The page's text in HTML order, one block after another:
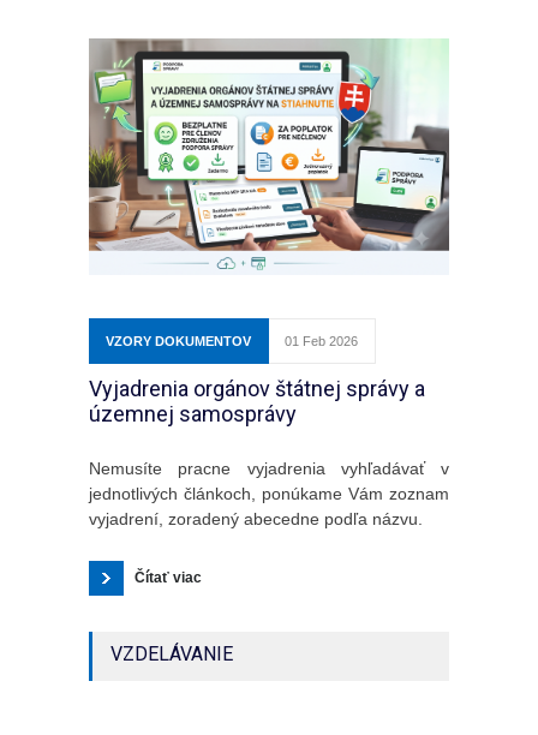
VZORY DOKUMENTOV 01 Feb 2026
Vyjadrenia orgánov štátnej správy a
územnej samosprávy
Nemusíte pracne vyjadrenia vyhľadávať v
jednotlivých článkoch, ponúkame Vám zoznam
vyjadrení, zoradený abecedne podľa názvu.
Čítať viac
VZDELÁVANIE